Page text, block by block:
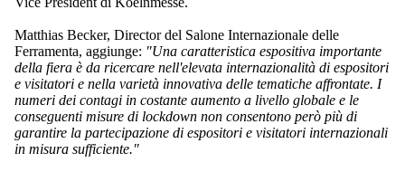
Matthias Becker, Director del Salone Internazionale delle
Ferramenta, aggiunge: "Una caratteristica espositiva importante
della fiera è da ricercare nell'elevata internazionalità di espositori
e visitatori e nella varietà innovativa delle tematiche affrontate. I
numeri dei contagi in costante aumento a livello globale e le
conseguenti misure di lockdown non consentono però più di
garantire la partecipazione di espositori e visitatori internazionali
in misura sufficiente."